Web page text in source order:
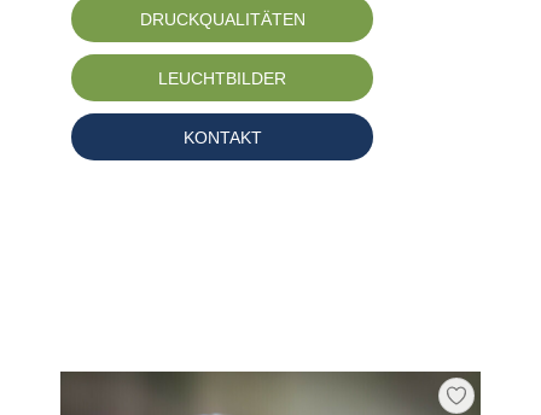
DRUCKQUALITÄTEN
LEUCHTBILDER
KONTAKT